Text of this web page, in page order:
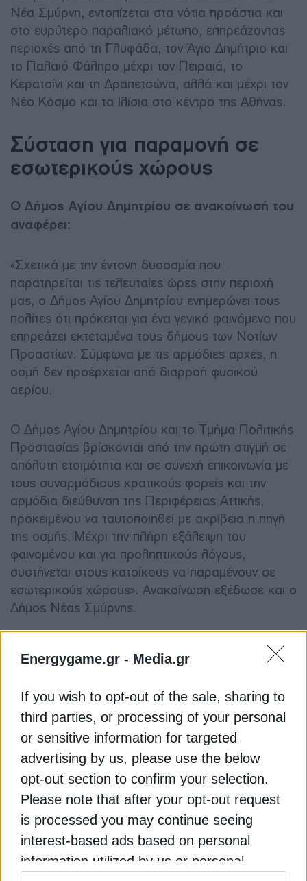
Energygame.gr - Media.gr
If you wish to opt-out of the sale, sharing to
third parties, or processing of your personal
or sensitive information for targeted
advertising by us, please use the below
opt-out section to confirm your selection.
Please note that after your opt-out request
is processed you may continue seeing
interest-based ads based on personal
information utilized by us or personal
Νέα Σμύρνη, εντοπίζεται στα νότια προάστια και
στο ευρύτερο παραλιακό μέτωπο, επηρεάζοντας
περιοχές από τη Γλυφάδα, τον Άγιο Δημήτριο και
το Παλαιό Φάληρο μέχρι τον Πειραιά, το
Κερατσίνι και τη Δραπετσώνα, αλλά και μέχρι τον
Νέο Κόσμο και τα Ιλίσια στο κέντρο της Αθήνας.
Σύσταση για παραμονή σε
εσωτερικούς χώρους
Ο Δήμος Αγίου Δημητρίου σε ανακοίνωσή του
αναφέρει:
«Σχετικά με την έντονη δυσοσμία που
παρατηρείται τις τελευταίες ώρες στην περιοχή
μας, ο Δήμος Αγίου Δημητρίου ενημερώνει τους
πολίτες ότι πρόκειται για ένα γενικό φαινόμενο που
επηρεάζει εκτεταμένα τους δήμους των Νοτίων
Προαστίων. Σύμφωνα με τις αρμόδιες αρχές, η
οσμή δεν προέρχεται από διαρροή φυσικού
αερίου.
Ο Δήμος Αγίου Δημητρίου και το Τμήμα Πολιτικής
Προστασίας βρίσκονται από την πρώτη στιγμή σε
απόλυτη ετοιμότητα και σε συνεχή επικοινωνία με
τους συναρμόδιους κρατικούς φορείς και την
αρμόδια διεύθυνση της Περιφέρειας Αττικής,
προκειμένου να ταυτοποιηθεί με ακρίβεια η πηγή
της οσμής. Μέχρι την πλήρη εξάλειψη του
φαινομένου και για προληπτικούς λόγους,
συστήνεται στους κατοίκους να παραμένουν σε
εσωτερικούς χώρους». Ανακοίνωση εξέδωσε και ο
Δήμος Νέας Σμύρνης.
Έχουν κινητοποιηθεί δυνάμεις της Πυροσβεστικής,
του Λιμενικού Σώματος και συνεργεία της ΔΕΣΦΑ,
προέλευση της οσμής.
Η ΕΛ.ΑΣ. και κυρίως το Πυροσβεστικό Σώμα
δέχονται κλήσεις πολιτών για έντονη οσμή στα
νότια προάστια, ωστόσο δεν υπάρχει συμβάν,
έκρηξη, βιομηχανικό ατύχημα ή κάτι άλλο που
μπορεί να δικαιολογεί την οσμή. Την ίδια ώρα,
κατά πληροφορίες, το Λιμενικό κάνει θαλάσσιες
περιπολίες για τον ίδιο λόγο. Έχουν επικοινωνήσει
με τη ΔΕΠΑ χωρίς προς το παρόν να έχει δοθεί